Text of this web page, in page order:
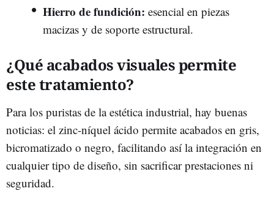
Hierro de fundición: esencial en piezas
macizas y de soporte estructural.
¿Qué acabados visuales permite
este tratamiento?
Para los puristas de la estética industrial, hay buenas
noticias: el zinc-níquel ácido permite acabados en gris,
bicromatizado o negro, facilitando así la integración en
cualquier tipo de diseño, sin sacrificar prestaciones ni
seguridad.